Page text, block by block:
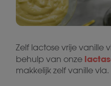
Zelf lactose vrije vanille
behulp van onze
makkelijk zelf vanille vla.